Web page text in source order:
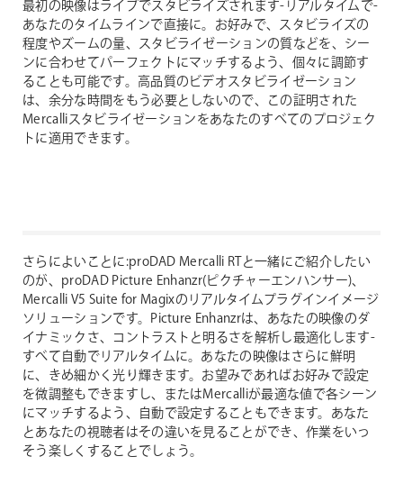
最初の映像はライブでスタビライズされます-リアルタイムで-
あなたのタイムラインで直接に。お好みで、スタビライズの
程度やズームの量、スタビライゼーションの質などを、シー
ンに合わせてパーフェクトにマッチするよう、個々に調節す
ることも可能です。高品質のビデオスタビライゼーション
は、余分な時間をもう必要としないので、この証明された
Mercalliスタビライゼーションをあなたのすべてのプロジェク
トに適用できます。
さらによいことに:proDAD Mercalli RTと一緒にご紹介したい
のが、proDAD Picture Enhanzr(ピクチャーエンハンサー)、
Mercalli V5 Suite for Magixのリアルタイムプラグインイメージ
ソリューションです。Picture Enhanzrは、あなたの映像のダ
イナミックさ、コントラストと明るさを解析し最適化します-
すべて自動でリアルタイムに。あなたの映像はさらに鮮明
に、きめ細かく光り輝きます。お望みであればお好みで設定
を微調整もできますし、またはMercalliが最適な値で各シーン
にマッチするよう、自動で設定することもできます。あなた
とあなたの視聴者はその違いを見ることができ、作業をいっ
そう楽しくすることでしょう。